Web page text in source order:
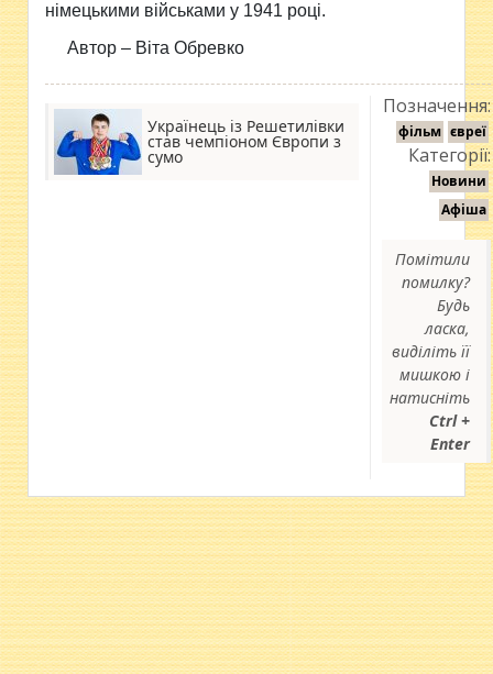
німецькими військами у 1941 році.
Автор – Віта Обревко
Українець із Решетилівки
став чемпіоном Європи з
сумо
Позначення:
фільм євреї
Категорії:
Новини
Афіша
Помітили
помилку?
Будь
ласка,
виділіть її
мишкою і
натисніть
Ctrl +
Enter